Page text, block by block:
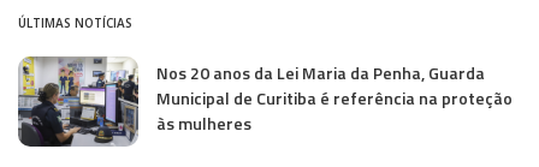
ÚLTIMAS NOTÍCIAS
Nos 20 anos da Lei Maria da Penha, Guarda
Municipal de Curitiba é referência na proteção
às mulheres